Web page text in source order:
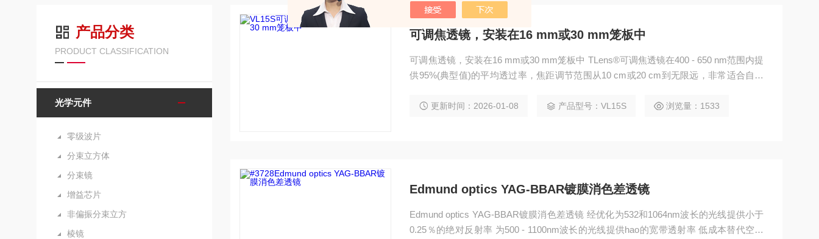
产品分类
PRODUCT CLASSIFICATION
光学元件
零级波片
分束立方体
分束镜
增益芯片
非偏振分束立方
棱镜
可调焦透镜，安装在16 mm或30 mm笼板中
可调焦透镜，安装在16 mm或30 mm笼板中 TLens®可调焦透镜在400 - 650 nm范围内提
供95%(典型值)的平均透过率，焦距调节范围从10 cm或20 cm到无限远，非常适合自搭
更新时间：2026-01-08 产品型号：VL15S 浏览量：1533
Edmund optics YAG-BBAR镀膜消色差透镜
Edmund optics YAG-BBAR镀膜消色差透镜 经优化为532和1064nm波长的光线提供小于
0.25％的绝对反射率 为500 - 1100nm波长的光线提供hao的宽带透射率 低成本替代空气